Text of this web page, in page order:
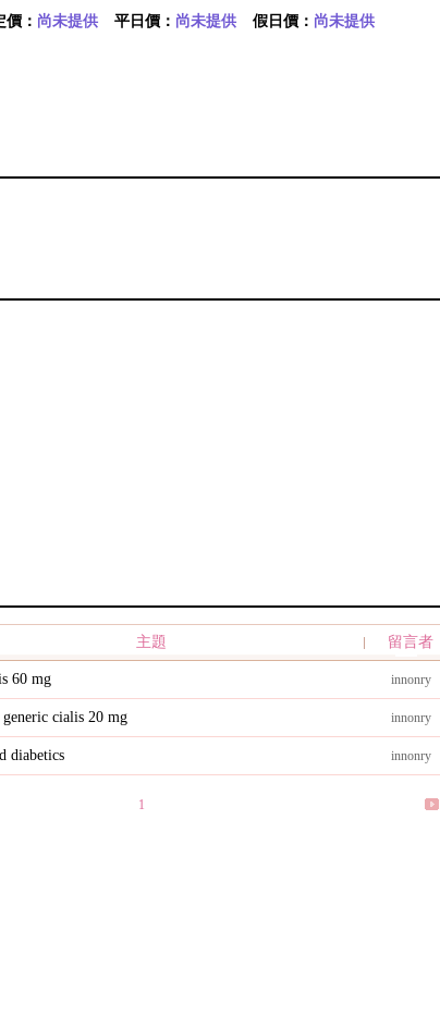
價： 尚未提供 平日價： 尚未提供 假日價： 尚未提供
主題 留言者
60 mg innonry
cialis 20 mg innonry
diabetics innonry
1